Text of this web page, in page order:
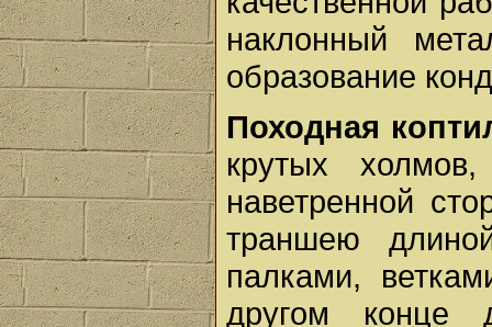
наклонный
образование
Походная
крутых
наветренной
траншею
палками,
другом конце